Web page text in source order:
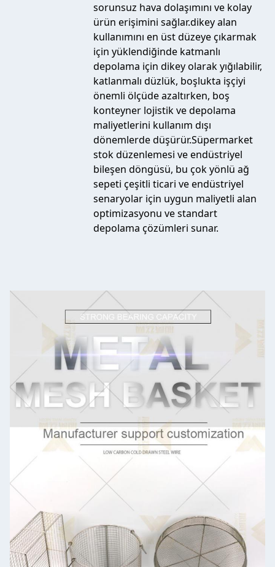
sorunsuz hava dolaşımını ve kolay
ürün erişimini sağlar.dikey alan
kullanımını en üst düzeye çıkarmak
için yüklendiğinde katmanlı
depolama için dikey olarak yığılabilir,
katlanmalı düzlük, boşlukta işçiyi
önemli ölçüde azaltırken, boş
konteyner lojistik ve depolama
maliyetlerini kullanım dışı
dönemlerde düşürür.Süpermarket
stok düzenlemesi ve endüstriyel
bileşen döngüsü, bu çok yönlü ağ
sepeti çeşitli ticari ve endüstriyel
senaryolar için uygun maliyetli alan
optimizasyonu ve standart
depolama çözümleri sunar.